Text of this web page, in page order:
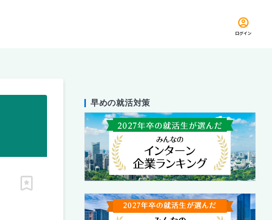
ログイン
ピン留め
早めの就活対策